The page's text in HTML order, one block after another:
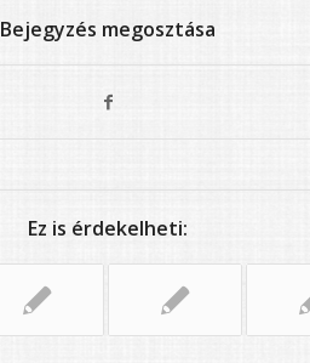
Bejegyzés megosztása
Ez is érdekelheti: